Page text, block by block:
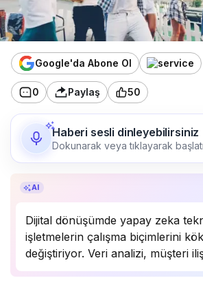
Google'da Abone Ol
0 Paylaş 50
Haberi sesli dinleyebilirsiniz
Dokunarak veya tıklayarak
AI
Dijital dönüşümde yapay zeka
işletmelerin çalışma biçimlerini
değiştiriyor. Veri analizi, müşteri
süreçlerinde önemli bir rol